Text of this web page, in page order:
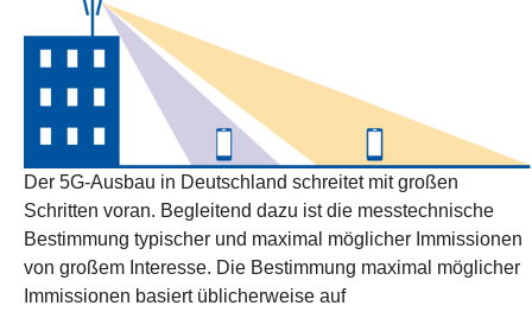
Der 5G-Ausbau in Deutschland schreitet mit großen
Schritten voran. Begleitend dazu ist die messtechnische
Bestimmung typischer und maximal möglicher Immissionen
von großem Interesse. Die Bestimmung maximal möglicher
Immissionen basiert üblicherweise auf